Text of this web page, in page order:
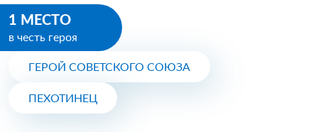
1 МЕСТО
в честь героя
ГЕРОЙ СОВЕТСКОГО СОЮЗА
ПЕХОТИНЕЦ